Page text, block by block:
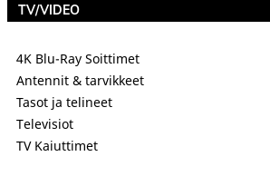
TV/VIDEO
4K Blu-Ray Soittimet
Antennit & tarvikkeet
Tasot ja telineet
Televisiot
TV Kaiuttimet